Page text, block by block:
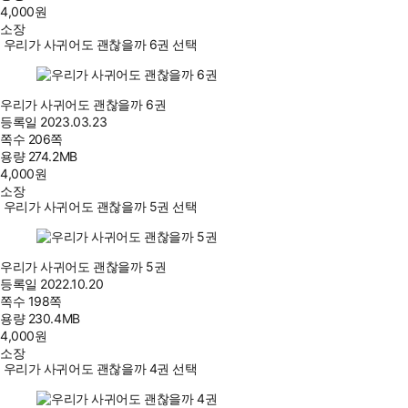
4,000원
소장
우리가 사귀어도 괜찮을까 6권 선택
우리가 사귀어도 괜찮을까 6권
등록일 2023.03.23
쪽수 206쪽
용량 274.2MB
4,000원
소장
우리가 사귀어도 괜찮을까 5권 선택
우리가 사귀어도 괜찮을까 5권
등록일 2022.10.20
쪽수 198쪽
용량 230.4MB
4,000원
소장
우리가 사귀어도 괜찮을까 4권 선택